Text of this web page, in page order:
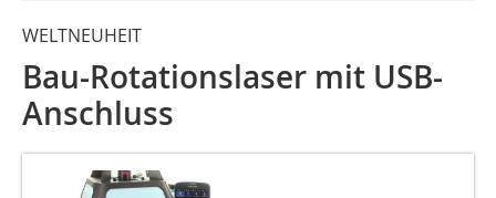
WELTNEUHEIT
Bau-Rotationslaser mit USB-
Anschluss